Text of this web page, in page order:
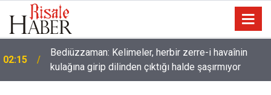
02:15
Bediüzzaman: Kelimeler, herbir zerre-i havaînin
kulağına girip dilinden çıktığı halde şaşırmıyor
01:45
Müslümanlardan dilinizi çekin, onlardan biri
öldüğünde de